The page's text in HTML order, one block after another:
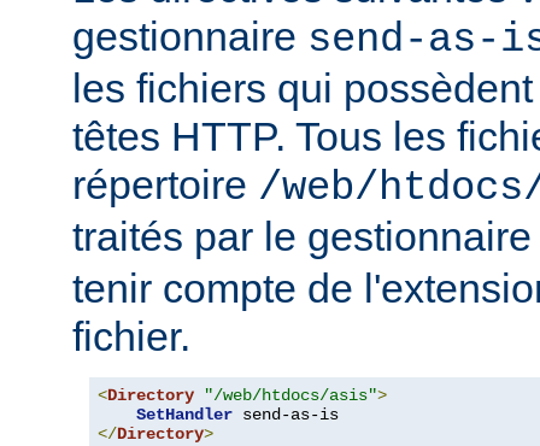
gestionnaire send-as-
les fichiers qui
têtes HTTP. Tous les
répertoire /web/
traités par le
tenir compte de
fichier.
<Directory "/web/htdocs/asis">
SetHandler
</Directory>